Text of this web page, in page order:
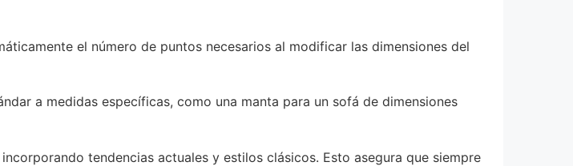
el número de puntos necesarios al modificar las dimensiones del
a medidas específicas, como una manta para un sofá de dimensiones
tendencias actuales y estilos clásicos. Esto asegura que siempre